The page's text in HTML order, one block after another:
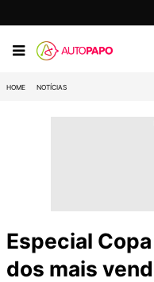
HOME NOTÍCIAS
Especial
dos mais